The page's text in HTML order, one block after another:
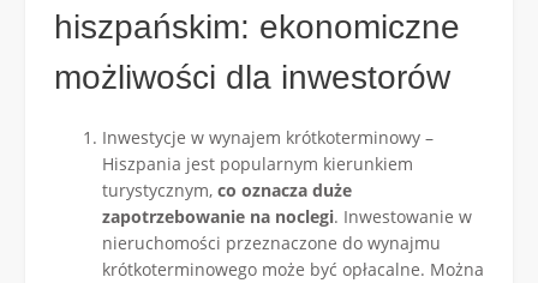
hiszpańskim: ekonomiczne
możliwości dla inwestorów
Inwestycje w wynajem krótkoterminowy –
Hiszpania jest popularnym kierunkiem
turystycznym, co oznacza duże
zapotrzebowanie na noclegi. Inwestowanie w
nieruchomości przeznaczone do wynajmu
krótkoterminowego może być opłacalne. Można